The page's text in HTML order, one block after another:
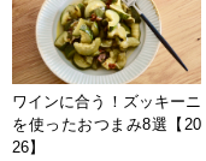
ワインに合う！ズッキーニ
を使ったおつまみ8選【20
26】